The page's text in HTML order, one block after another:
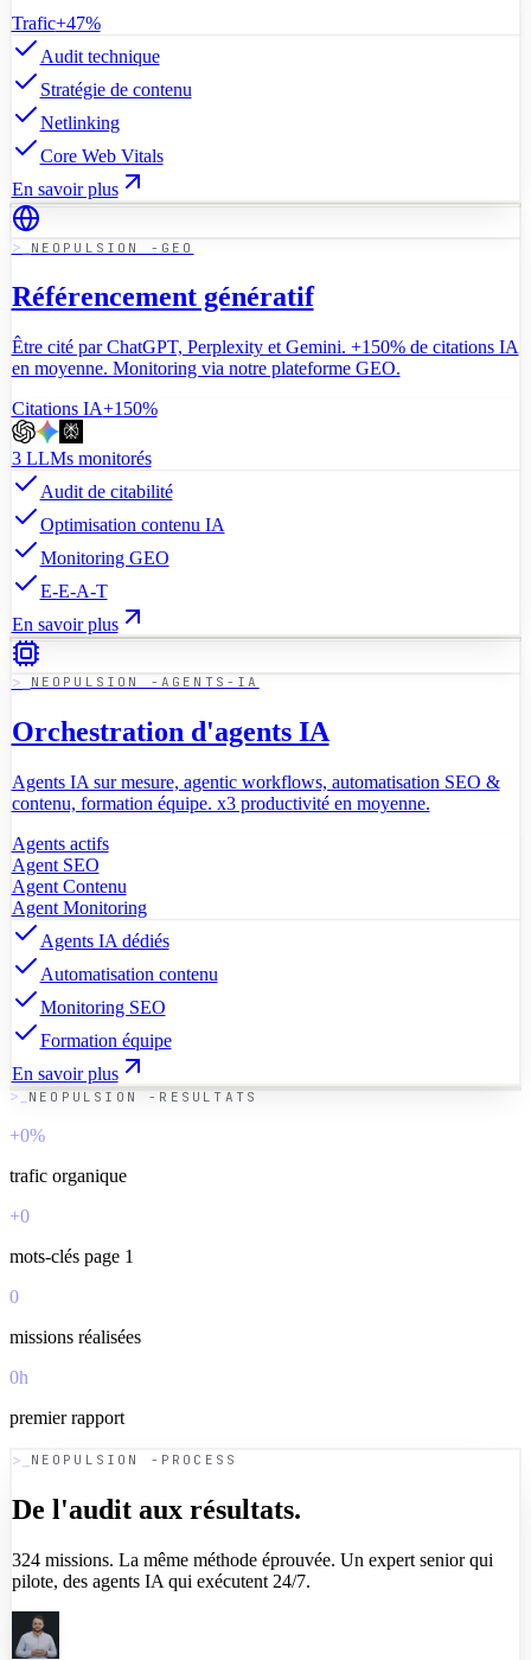
Trafic+47%
Audit technique
Stratégie de contenu
Netlinking
Core Web Vitals
En savoir plus
NEOPULSION -GEO
Référencement génératif
Être cité par ChatGPT, Perplexity et Gemini. +150% de citations IA
en moyenne. Monitoring via notre plateforme GEO.
Citations IA+150%
3 LLMs monitorés
Audit de citabilité
Optimisation contenu IA
Monitoring GEO
E-E-A-T
En savoir plus
NEOPULSION -AGENTS-IA
Orchestration d'agents IA
Agents IA sur mesure, agentic workflows, automatisation SEO &
contenu, formation équipe. x3 productivité en moyenne.
Agents actifs
Agent SEO
Agent Contenu
Agent Monitoring
Agents IA dédiés
Automatisation contenu
Monitoring SEO
Formation équipe
En savoir plus
NEOPULSION -RESULTATS
+0%
trafic organique
+0
mots-clés page 1
0
missions réalisées
0h
premier rapport
NEOPULSION -PROCESS
De l'audit aux résultats.
324 missions. La même méthode éprouvée. Un expert senior qui
pilote, des agents IA qui exécutent 24/7.